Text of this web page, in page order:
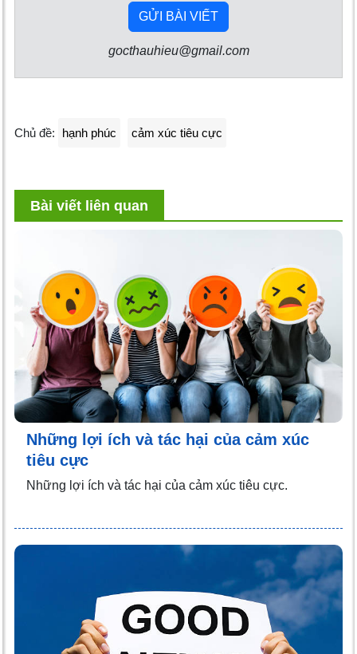
GỬI BÀI VIẾT
gocthauhieu@gmail.com
Chủ đề: hạnh phúc cảm xúc tiêu cực
Bài viết liên quan
Những lợi ích và tác hại của cảm xúc
tiêu cực
Những lợi ích và tác hại của cảm xúc tiêu cực.